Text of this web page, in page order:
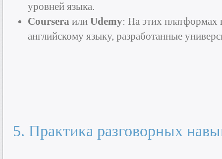
уровней языка.
Coursera или Udemy: На этих
английскому языку, разработанные
5. Практика разговорных